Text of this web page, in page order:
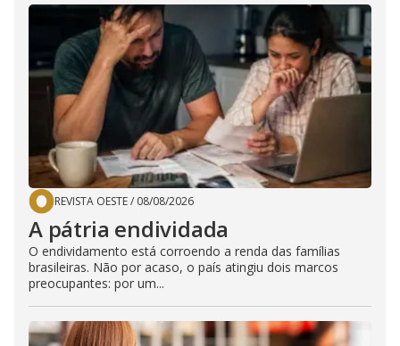
REVISTA OESTE/ 08/08/2026
A pátria endividada
O endividamento está corroendo a renda das famílias
brasileiras. Não por acaso, o país atingiu dois marcos
preocupantes: por um...